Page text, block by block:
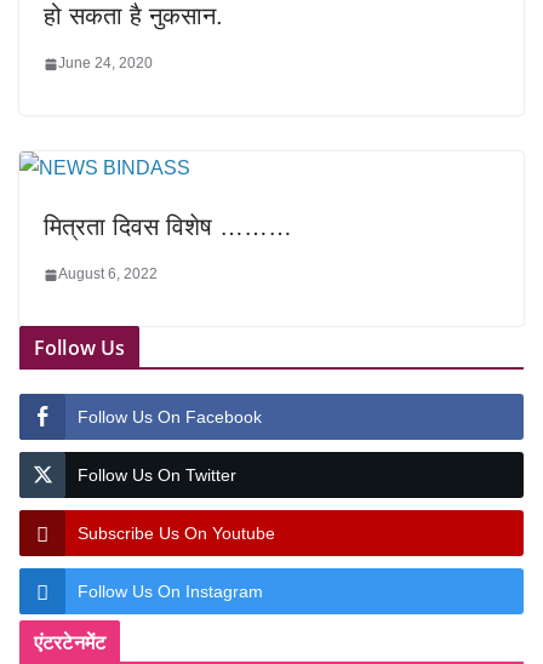
हो सकता है नुकसान.
June 24, 2020
मित्रता दिवस विशेष ………
August 6, 2022
Follow Us
Follow Us On Facebook
Follow Us On Twitter
Subscribe Us On Youtube
Follow Us On Instagram
एंटरटेनमेंट